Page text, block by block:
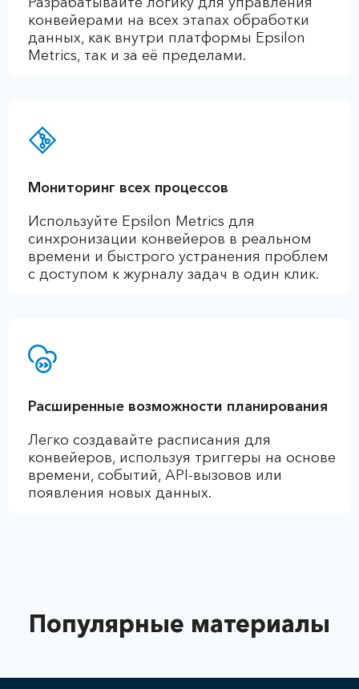
конвейерами на всех этапах обработки
данных, как внутри платформы Epsilon
Metrics, так и за её пределами.
Мониторинг всех процессов
Используйте Epsilon Metrics для
синхронизации конвейеров в реальном
времени и быстрого устранения проблем
с доступом к журналу задач в один клик.
Расширенные возможности планирования
Легко создавайте расписания для
конвейеров, используя триггеры на основе
времени, событий, API-вызовов или
появления новых данных.
Популярные материалы